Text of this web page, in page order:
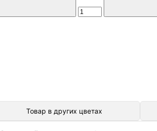
Товар в других цветах